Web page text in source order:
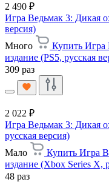
2 490 ₽
Игра Ведьмак 3: Дикая
версия)
Много
Купить Игра
издание (PS5, русская
309 раз
2 022 ₽
Игра Ведьмак 3: Дикая
русская версия)
Мало
Купить Игра
издание (Xbox Series X,
48 раз